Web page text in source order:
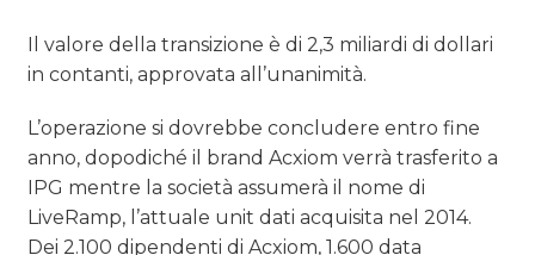
OPINIONI
Il valore della transizione è di 2,3 miliardi di dollari
in contanti, approvata all’unanimità.
L’operazione si dovrebbe concludere entro fine
anno, dopodiché il brand Acxiom verrà trasferito a
IPG mentre la società assumerà il nome di
LiveRamp, l’attuale unit dati acquisita nel 2014.
Dei 2.100 dipendenti di Acxiom, 1.600 data